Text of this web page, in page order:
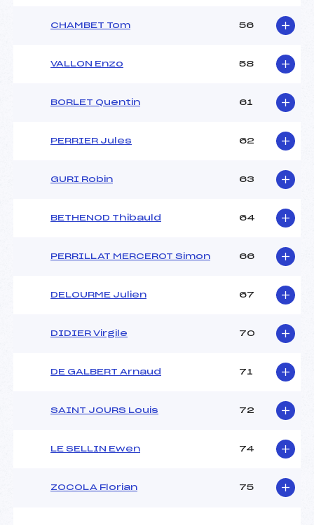
CHAMBET Tom 56
VALLON Enzo 58
BORLET Quentin 61
PERRIER Jules 62
GURI Robin 63
BETHENOD Thibauld 64
PERRILLAT MERCEROT Simon 66
DELOURME Julien 67
DIDIER Virgile 70
DE GALBERT Arnaud 71
SAINT JOURS Louis 72
LE SELLIN Ewen 74
ZOCOLA Florian 75